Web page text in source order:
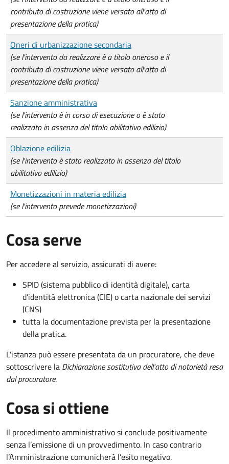
contributo di costruzione viene versato all'atto di
presentazione della pratica)
Oneri di urbanizzazione secondaria
(se l'intervento da realizzare è a titolo oneroso e il
contributo di costruzione viene versato all'atto di
presentazione della pratica)
Sanzione amministrativa
(se l'intervento è in corso di esecuzione o è stato
realizzato in assenza del titolo abilitativo edilizio)
Oblazione edilizia
(se l'intervento è stato realizzato in assenza del titolo
abilitativo edilizio)
Monetizzazioni in materia edilizia
(se l'intervento prevede monetizzazioni)
Cosa serve
Per accedere al servizio, assicurati di avere:
SPID (sistema pubblico di identità digitale), carta
d’identità elettronica (CIE) o carta nazionale dei servizi
(CNS)
tutta la documentazione prevista per la presentazione
della pratica.
L'istanza può essere presentata da un procuratore, che deve
sottoscrivere la Dichiarazione sostitutiva dell'atto di notorietà resa
dal procuratore.
Cosa si ottiene
Il procedimento amministrativo si conclude positivamente
senza l’emissione di un provvedimento. In caso contrario
l’Amministrazione comunicherà l’esito negativo.